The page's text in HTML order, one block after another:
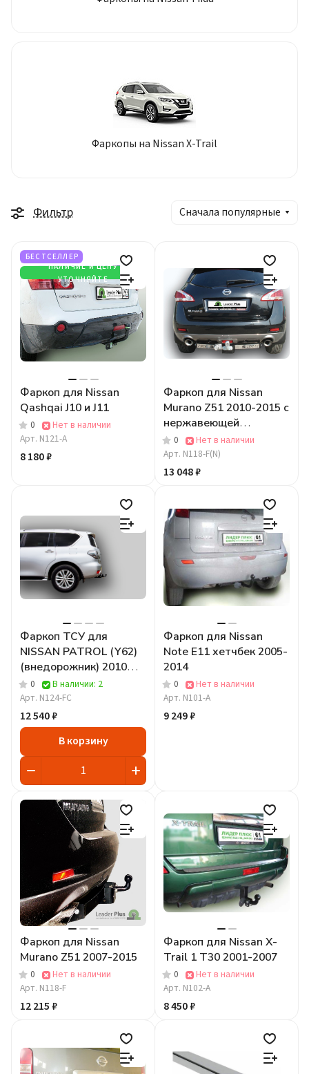
Фаркопы на Nissan X-Trail
Фильтр Сначала популярные
БЕСТСЕЛЛЕР
НАЛИЧИЕ И ЦЕНУ
УТОЧНЯЙТЕ
Фаркоп для Nissan
Qashqai J10 и J11
0
Нет в наличии
Арт. N121-A
8 180 ₽
Фаркоп для Nissan
Murano Z51 2010-2015 с
нержавеющей
пластиной
0
Нет в наличии
Арт. N118-F(N)
13 048 ₽
Фаркоп ТСУ для
NISSAN PATROL (Y62)
(внедорожник) 2010
-...FC
0
В наличии: 2
Арт. N124-FC
12 540 ₽
В корзину
Фаркоп для Nissan
Note E11 хетчбек 2005-
2014
0
Нет в наличии
Арт. N101-A
9 249 ₽
Фаркоп для Nissan
Murano Z51 2007-2015
0
Нет в наличии
Арт. N118-F
12 215 ₽
Фаркоп для Nissan X-
Trail 1 T30 2001-2007
0
Нет в наличии
Арт. N102-A
8 450 ₽